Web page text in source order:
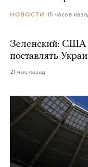
НОВОСТИ 15 часов
Зеленский: США
поставлять
21 час назад